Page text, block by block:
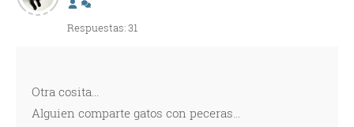
Respuestas: 31
Otra cosita...
Alguien comparte gatos con peceras...